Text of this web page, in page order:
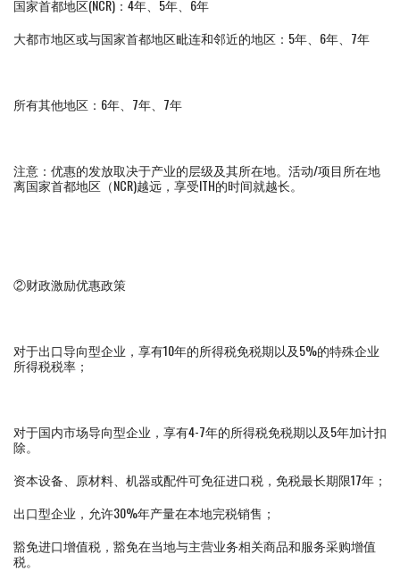
国家首都地区(NCR)：4年、5年、6年
大都市地区或与国家首都地区毗连和邻近的地区：5年、6年、7年
所有其他地区：6年、7年、7年
注意：优惠的发放取决于产业的层级及其所在地。活动/项目所在地
离国家首都地区（NCR)越远，享受ITH的时间就越长。
②财政激励优惠政策
对于出口导向型企业，享有10年的所得税免税期以及5%的特殊企业
所得税税率；
对于国内市场导向型企业，享有4-7年的所得税免税期以及5年加计扣
除。
资本设备、原材料、机器或配件可免征进口税，免税最长期限17年；
出口型企业，允许30%年产量在本地完税销售；
豁免进口增值税，豁免在当地与主营业务相关商品和服务采购增值
税。